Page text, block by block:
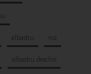
albastru
roz
albastru deschis